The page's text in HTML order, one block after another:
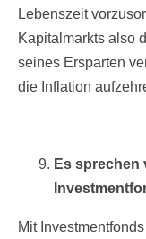
Lebenszeit
Kapitalmarkts also
seines Ersparten
die Inflation
Es sprechen
Mit